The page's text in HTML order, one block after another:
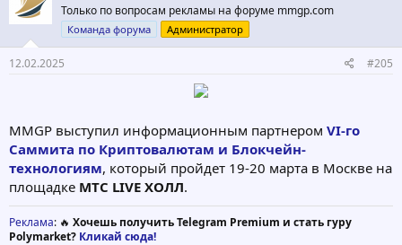
Только по вопросам рекламы на форуме mmgp.com
Команда форума Администратор
12.02.2025 #205
MMGP выступил информационным партнером VI-го
Саммита по Криптовалютам и Блокчейн-
технологиям, который пройдет 19-20 марта в Москве на
площадке МТС LIVE ХОЛЛ.
Реклама: 🔥 Хочешь получить Telegram Premium и стать гуру
Polymarket? Кликай сюда!